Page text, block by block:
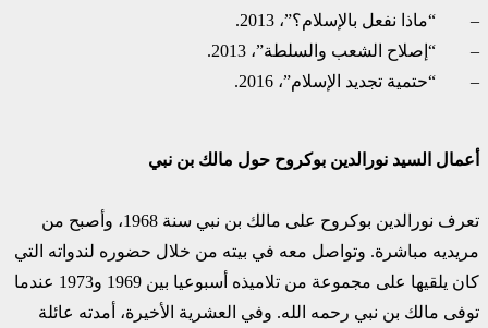
– “ماذا نفعل بالإسلام؟”، 2013.
– “إصلاح الشعب والسلطة”، 2013.
– “حتمية تجديد الإسلام”، 2016.
أعمال السيد نورالدين بوكروح حول مالك بن نبي
تعرف نورالدين بوكروح على مالك بن نبي سنة 1968، وأصبح من
مريديه مباشرة. وتواصل معه في بيته من خلال حضوره لندواته التي
كان يلقيها على مجموعة من تلاميذه أسبوعيا بين 1969 و1973 عندما
توفى مالك بن نبي رحمه الله. وفي العشرية الأخيرة، أمدته عائلة